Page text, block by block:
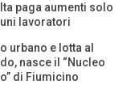
paga aumenti solo
lavoratori
urbano e lotta al
nasce il “Nucleo
di Fiumicino